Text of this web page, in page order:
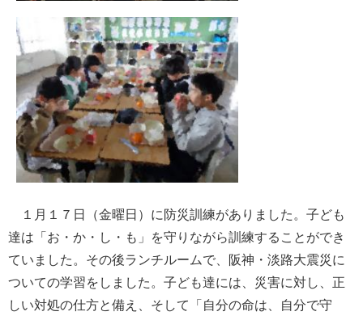
１月１７日（金曜日）に防災訓練がありました。子ども
達は「お・か・し・も」を守りながら訓練することができ
ていました。その後ランチルームで、阪神・淡路大震災に
ついての学習をしました。子ども達には、災害に対し、正
しい対処の仕方と備え、そして「自分の命は、自分で守